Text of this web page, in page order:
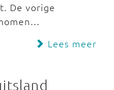
De vorige
Lees meer